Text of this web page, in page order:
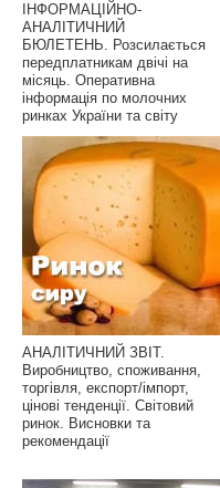
ІНФОРМАЦІЙНО-
АНАЛІТИЧНИЙ
БЮЛЕТЕНЬ. Розсилається
передплатникам двічі на
місяць. Оперативна
інформація по молочних
ринках України та світу
АНАЛІТИЧНИЙ ЗВІТ.
Виробництво, споживання,
торгівля, експорт/імпорт,
цінові тенденції. Світовий
ринок. Висновки та
рекомендації